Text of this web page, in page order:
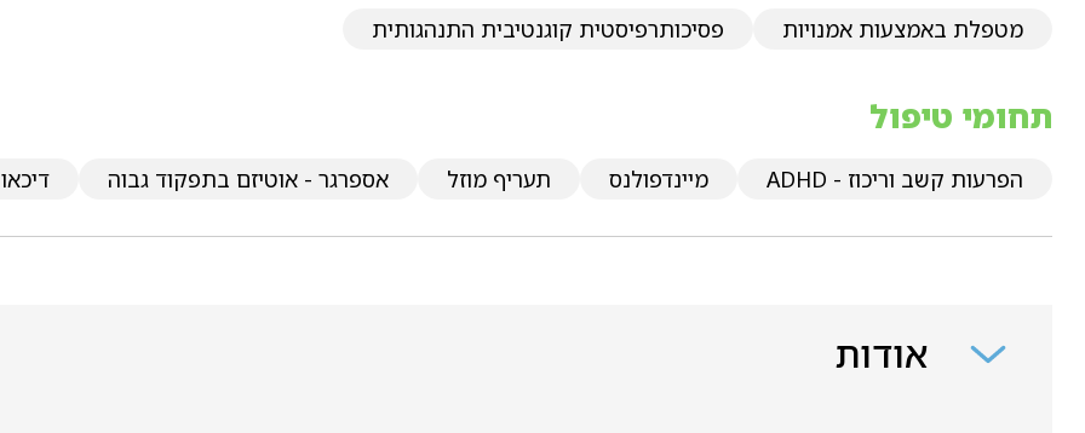
מטפלת באמצעות אמנויות פסיכותרפיסטית קוגנטיבית התנהגותית
תחומי טיפול
הפרעות קשב וריכוז - ADHD מיינדפולנס תעריף מוזל אספרגר - אוטיזם בתפקוד גבוה
אודות